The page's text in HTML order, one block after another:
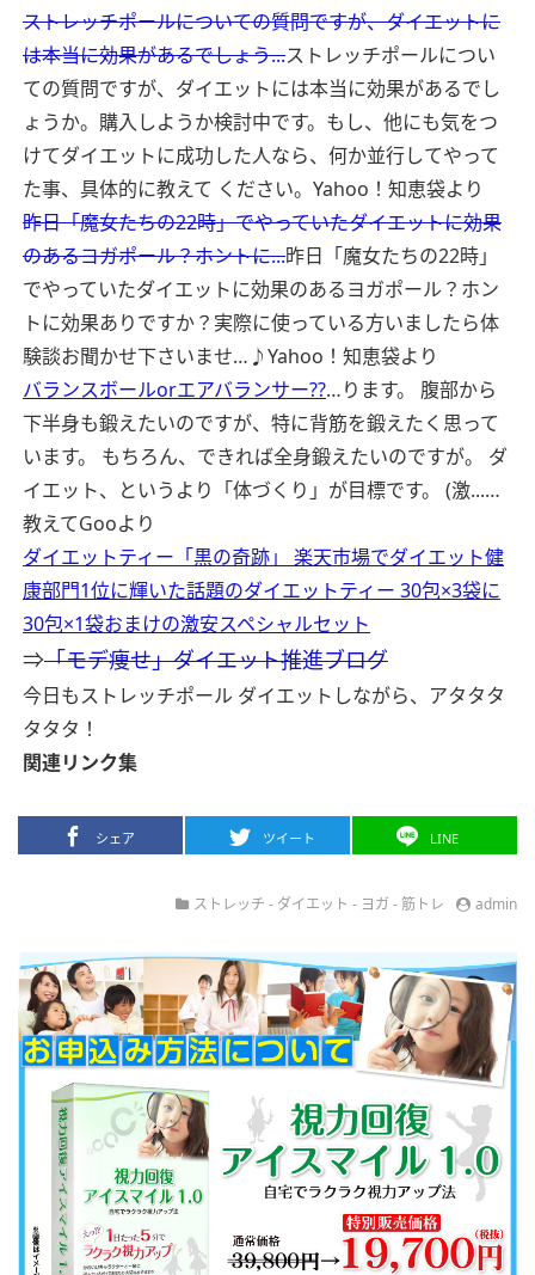
ストレッチポールについての質問ですが、ダイエットに
は本当に効果があるでしょう...ストレッチポールについ
ての質問ですが、ダイエットには本当に効果があるでし
ょうか。購入しようか検討中です。もし、他にも気をつ
けてダイエットに成功した人なら、何か並行してやって
た事、具体的に教えて ください。 Yahoo！知恵袋より
昨日「魔女たちの22時」でやっていたダイエットに効果
のあるヨガポール？ホントに...昨日「魔女たちの22時」
でやっていたダイエットに効果のあるヨガポール？ホン
トに効果ありですか？実際に使っている方いましたら体
験談お聞かせ下さいませ…♪Yahoo！知恵袋より
バランスボールorエアバランサー??…ります。 腹部から
下半身も鍛えたいのですが、特に背筋を鍛えたく思って
います。 もちろん、できれば全身鍛えたいのですが。 ダ
イエット、というより「体づくり」が目標です。 (激...…
教えてGooより
ダイエットティー「黒の奇跡」 楽天市場でダイエット健
康部門1位に輝いた話題のダイエットティー 30包×3袋に
30包×1袋おまけの激安スペシャルセット
⇒「モデ痩せ」ダイエット推進ブログ
今日もストレッチポール ダイエットしながら、アタタタ
タタタ！
関連リンク集
シェア ツイート LINE
ストレッチ - ダイエット - ヨガ -筋トレ admin